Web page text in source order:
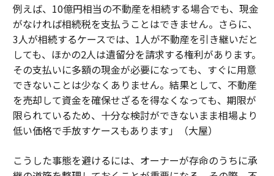
例えば、10億円相当の不動産を相続する場合でも、現金
がなければ相続税を支払うことはできません。さらに、
3人が相続するケースでは、1人が不動産を引き継いだと
しても、ほかの2人は遺留分を請求する権利があります。
その支払いに多額の現金が必要になっても、すぐに用意
できないことは少なくありません。結果として、不動産
を売却して資金を確保せざるを得なくなっても、期限が
限られているため、十分な検討ができないまま相場より
低い価格で手放すケースもあります」（大屋）
こうした事態を避けるには、オーナーが存命のうちに承